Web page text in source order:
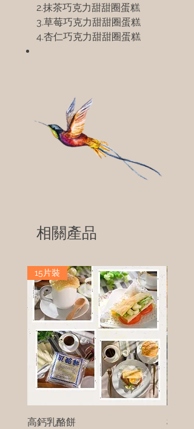
2.抹茶巧克力甜甜圈蛋糕
3.草莓巧克力甜甜圈蛋糕
4.杏仁巧克力甜甜圈蛋糕
相關產品
15片裝
高鈣乳酪餅 樹葡萄